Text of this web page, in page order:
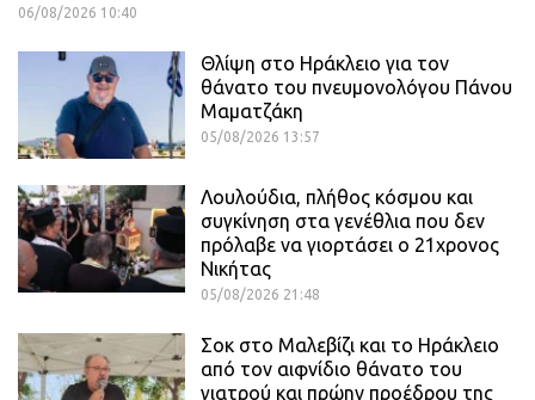
06/08/2026 10:40
Θλίψη στο Ηράκλειο για τον
θάνατο του πνευμονολόγου Πάνου
Μαματζάκη
05/08/2026 13:57
Λουλούδια, πλήθος κόσμου και
συγκίνηση στα γενέθλια που δεν
πρόλαβε να γιορτάσει ο 21χρονος
Νικήτας
05/08/2026 21:48
Σοκ στο Μαλεβίζι και το Ηράκλειο
από τον αιφνίδιο θάνατο του
γιατρού και πρώην προέδρου της